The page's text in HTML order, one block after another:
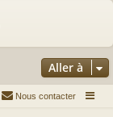
Aller à
Nous contacter